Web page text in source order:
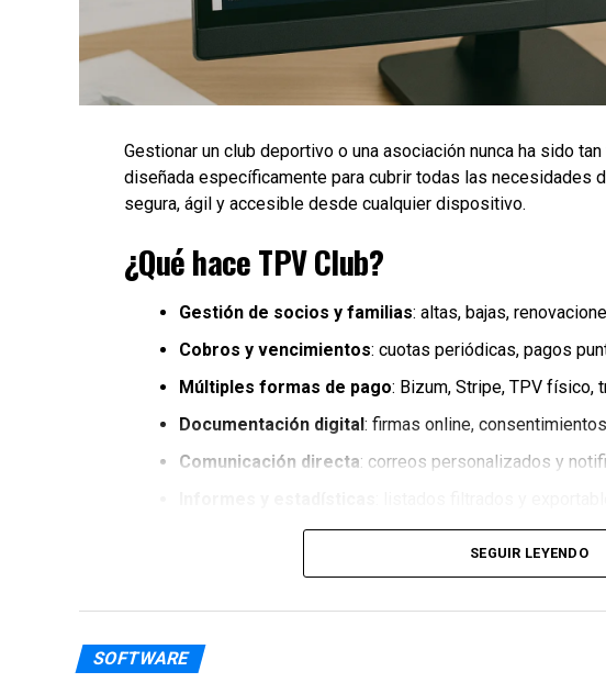
Gestionar un club deportivo o una asociación nunca ha sido tan
diseñada específicamente para cubrir todas las necesidades
segura, ágil y accesible desde cualquier dispositivo.
¿Qué hace TPV Club?
Gestión de socios y familias: altas, bajas,
Cobros y vencimientos: cuotas periódicas, pagos
Múltiples formas de pago: Bizum, Stripe, TPV físico,
Documentación digital: firmas online,
Comunicación directa: correos personalizados y
SEGUIR LEYENDO
SOFTWARE